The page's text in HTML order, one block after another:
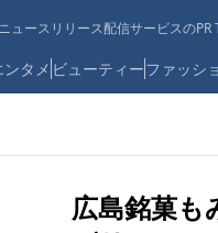
ュースリリース配信サービスのPR
ンタメ ビューティーファッシ
広島銘菓も